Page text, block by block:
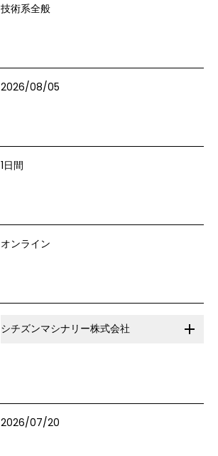
技術系全般
2026/08/05
1日間
オンライン
シチズンマシナリー株式会社
2026/07/20